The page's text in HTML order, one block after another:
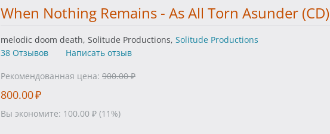
When Nothing Remains - As All Torn Asunder (CD)
melodic doom death, Solitude Productions, Solitude Productions
38 Отзывов
Написать отзыв
Рекомендованная цена: 900.00 ₽
800.00₽
Вы экономите: 100.00 ₽ (11 %)